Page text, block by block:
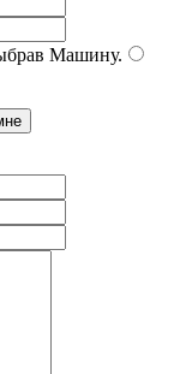
Машину.